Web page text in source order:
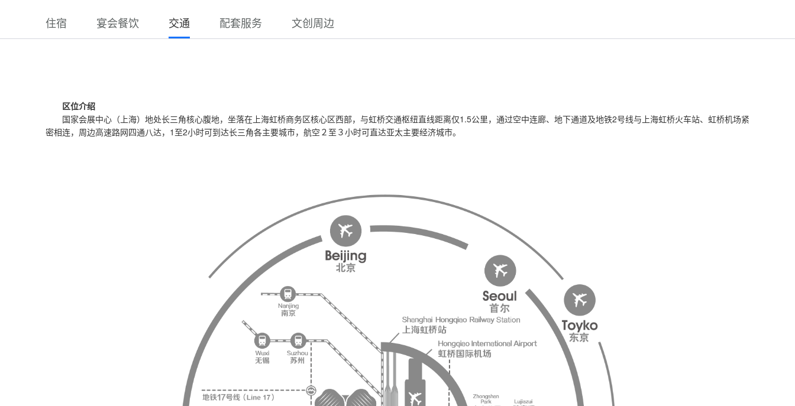
住宿 宴会餐饮 交通 配套服务 文创周边
区位介绍
国家会展中心（上海）地处长三角核心腹地，坐落在上海虹桥商务区核心区西部，与虹桥交通枢纽直线距离仅1.5公里，通过空中连廊、地下通道及地铁2号线与上海虹桥火车站、虹桥机场紧
密相连，周边高速路网四通八达，1至2小时可到达长三角各主要城市，航空２至３小时可直达亚太主要经济城市。